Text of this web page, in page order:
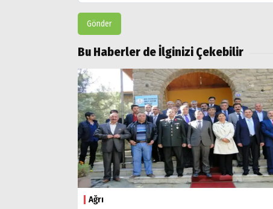
Gönder
Bu Haberler de İlginizi Çekebilir
Ağrı